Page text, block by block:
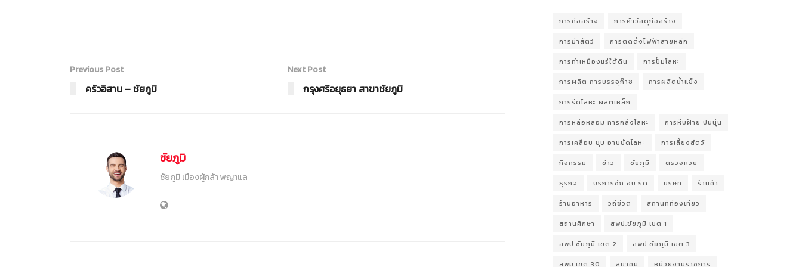
Previous Post
ครัวอิสาน – ชัยภูมิ
Next Post
กรุงศรีอยุธยา สาขาชัยภูมิ
ชัยภูมิ
ชัยภูมิ เมืองผู้กล้า พญาแล
การก่อสร้าง การค้าวัสดุก่อสร้าง
การฆ่าสัตว์ การติดตั้งไฟฟ้าสายหลัก
การทำเหมืองแร่ใต้ดิน การปั้มโลหะ
การผลิต การบรรจุก๊าซ การผลิตน้ำแข็ง
การรีดโลหะ ผลิตเหล็ก
การหล่อหลอม การกลึงโลหะ การหีบฝ้าย ปั่นนุ่น
การเคลือบ ชุบ อาบขัดโลหะ การเลี้ยงสัตว์
กิจกรรม ข่าว ชัยภูมิ ตรวจหวย
ธุรกิจ บริการซัก อบ รีด บริษัท ร้านค้า
ร้านอาหาร วิถีชีวิต สถานที่ท่องเที่ยว
สถานศึกษา สพป.ชัยภูมิ เขต 1
สพป.ชัยภูมิ เขต 2 สพป.ชัยภูมิ เขต 3
สพม.เขต 30 สมาคม หน่วยงานราชการ